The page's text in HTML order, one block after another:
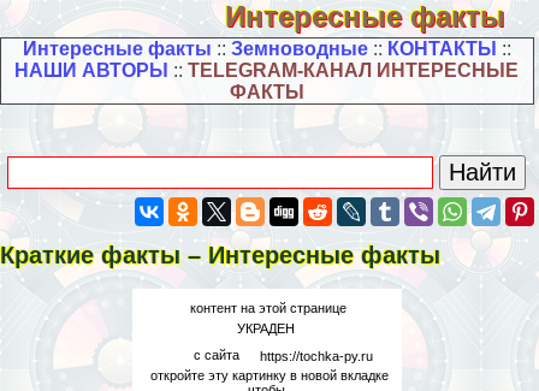
Интересные факты
Интересные факты :: Земноводные:: КОНТАКТЫ ::
НАШИ АВТОРЫ ::TELEGRAM-КАНАЛ ИНТЕРЕСНЫЕ
ФАКТЫ
Краткие факты – Интересные факты